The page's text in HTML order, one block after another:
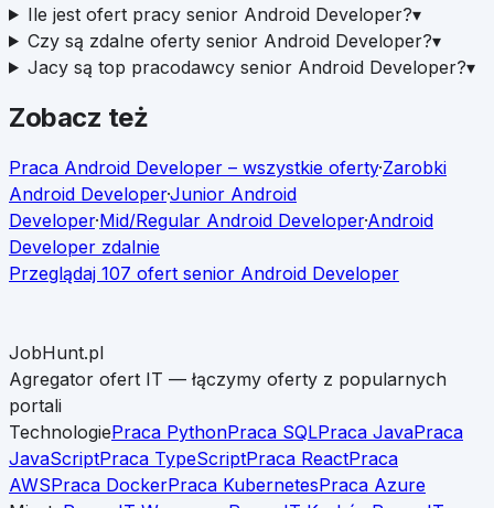
Ile jest ofert pracy senior Android Developer?▾
Czy są zdalne oferty senior Android Developer?▾
Jacy są top pracodawcy senior Android Developer?▾
Zobacz też
Praca Android Developer – wszystkie oferty·Zarobki
Android Developer·Junior Android
Developer·Mid/Regular Android Developer·Android
Developer zdalnie
Przeglądaj 107 ofert senior Android Developer
JobHunt.pl
Agregator ofert IT — łączymy oferty z popularnych
portali
TechnologiePraca PythonPraca SQLPraca JavaPraca
JavaScriptPraca TypeScriptPraca ReactPraca
AWSPraca DockerPraca KubernetesPraca Azure